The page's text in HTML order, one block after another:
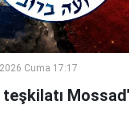
Cuma 17:17